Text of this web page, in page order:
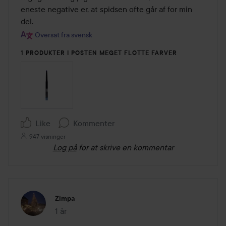
af
5
eneste negative er, at spidsen ofte går af for min
del.
Oversat fra svensk
1 PRODUKTER I POSTEN MEGET FLOTTE FARVER
Like Kommenter
947 visninger
Log på for at skrive en kommentar
Zimpa
1 år
Posten blev oprettet 1 år